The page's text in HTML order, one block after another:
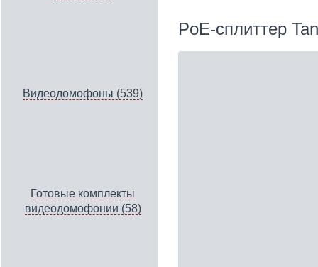
Видеодомофоны (539)
Готовые комплекты
видеодомофонии (58)
PoE-сплиттер